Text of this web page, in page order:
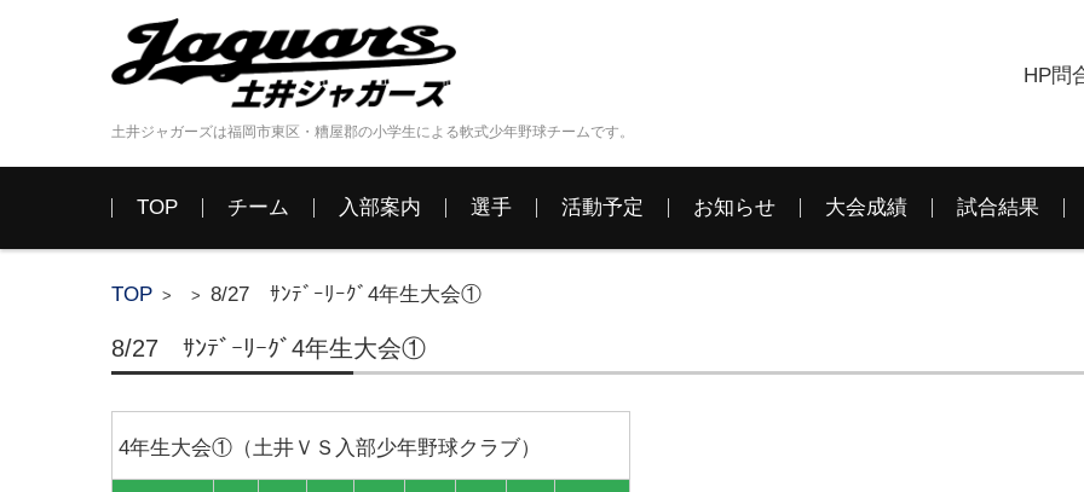
土井ジャガーズは福岡市東区・糟屋郡の小学生による軟式少年野球チームです。
HP問
コンテンツに移動
TOP
チーム 入部案内 選手 活動予定 お知らせ 大会成績 試合結果
TOP > > 8/27 ｻﾝﾃﾞｰﾘｰｸﾞ4年生大会①
8/27 ｻﾝﾃﾞｰﾘｰｸﾞ4年生大会①
4年生大会①（土井ＶＳ入部少年野球クラブ）